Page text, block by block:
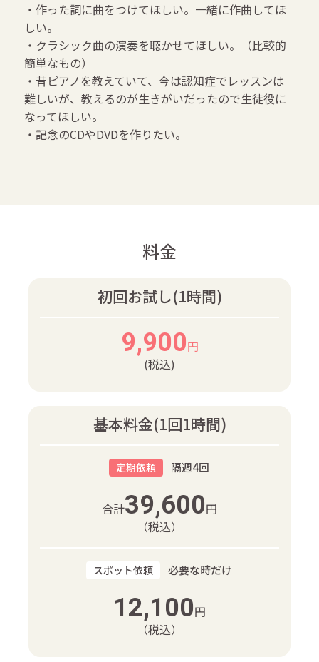
・作った詞に曲をつけてほしい。一緒に作曲してほ
しい。
・クラシック曲の演奏を聴かせてほしい。（比較的
簡単なもの）
・昔ピアノを教えていて、今は認知症でレッスンは
難しいが、教えるのが生きがいだったので生徒役に
なってほしい。
・記念のCDやDVDを作りたい。
料金
初回お試し(1時間)
9,900円
(税込)
基本料金(1回1時間)
定期依頼 隔週4回
合計39,600円
（税込）
スポット依頼 必要な時だけ
12,100円
（税込）